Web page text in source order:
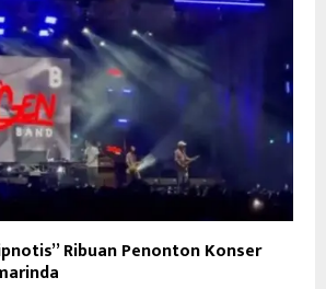
Ribuan Penonton Konser